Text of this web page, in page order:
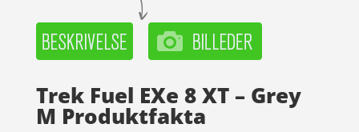
Trek Fuel EXe 8 XT – Grey
M Produktfakta